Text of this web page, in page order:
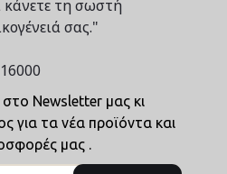
κάνετε τη σωστή
σας."
Newsletter μας κι
για τα νέα προϊόντα και
μας .